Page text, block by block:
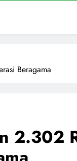
Beragama
2.302